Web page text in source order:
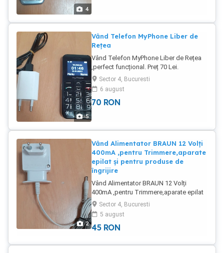
4
5
Vând Telefon MyPhone Liber de
Rețea
Vând Telefon MyPhone Liber de Rețea
,perfect funcțional. Preț 70 Lei.
Sector 4, Bucuresti
6 august
70 RON
2
Vând Alimentator BRAUN 12 Volți
400mA ,pentru Trimmere,aparate
epilat și pentru produse de
îngrijire
Vând Alimentator BRAUN 12 Volți
400mA ,pentru Trimmere,aparate epilat
și pentru produse de îngrijire personală
etc. În stare bună de funcționare.Se
vinde cu probă.Preț 45 Lei.Nu trimit în
țară.
Sector 4, Bucuresti
5 august
45 RON